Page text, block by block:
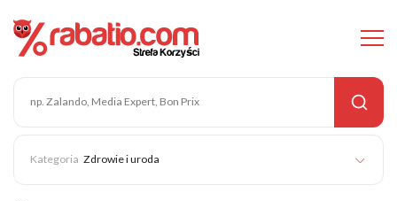
Zdrowie i uroda